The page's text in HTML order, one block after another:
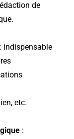
de
indispensable
etc.
: